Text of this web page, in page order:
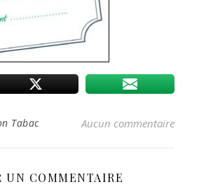
Tabac Aucun commentaire
UN COMMENTAIRE